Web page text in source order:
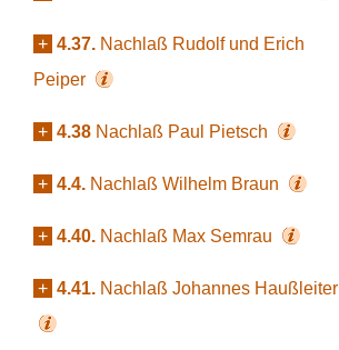
+ 4.37. Nachlaß Rudolf und Erich
Peiper
+ 4.38 Nachlaß Paul Pietsch
+ 4.4. Nachlaß Wilhelm Braun
+ 4.40. Nachlaß Max Semrau
+ 4.41. Nachlaß Johannes Haußleiter